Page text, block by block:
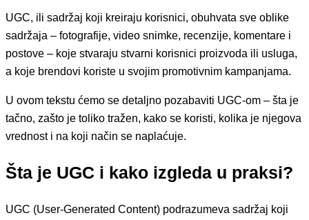
UGC, ili sadržaj koji kreiraju korisnici, obuhvata sve oblike
sadržaja – fotografije, video snimke, recenzije, komentare i
postove – koje stvaraju stvarni korisnici proizvoda ili usluga,
a koje brendovi koriste u svojim promotivnim kampanjama.
U ovom tekstu ćemo se detaljno pozabaviti UGC-om – šta je
tačno, zašto je toliko tražen, kako se koristi, kolika je njegova
vrednost i na koji način se naplaćuje.
Šta je UGC i kako izgleda u praksi?
UGC (User-Generated Content) podrazumeva sadržaj koji